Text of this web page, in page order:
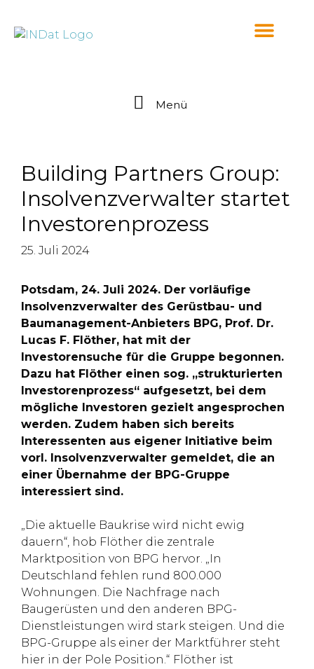
Menü
Building Partners Group:
Insolvenzverwalter startet
Investorenprozess
25. Juli 2024
Potsdam, 24. Juli 2024. Der vorläufige
Insolvenzverwalter des Gerüstbau- und
Baumanagement-Anbieters BPG, Prof. Dr.
Lucas F. Flöther, hat mit der
Investorensuche für die Gruppe begonnen.
Dazu hat Flöther einen sog. „strukturierten
Investorenprozess“ aufgesetzt, bei dem
mögliche Investoren gezielt angesprochen
werden. Zudem haben sich bereits
Interessenten aus eigener Initiative beim
vorl. Insolvenzverwalter gemeldet, die an
einer Übernahme der BPG-Gruppe
interessiert sind.
„Die aktuelle Baukrise wird nicht ewig
dauern“, hob Flöther die zentrale
Marktposition von BPG hervor. „In
Deutschland fehlen rund 800.000
Wohnungen. Die Nachfrage nach
Baugerüsten und den anderen BPG-
Dienstleistungen wird stark steigen. Und die
BPG-Gruppe als einer der Marktführer steht
hier in der Pole Position.“ Flöther ist